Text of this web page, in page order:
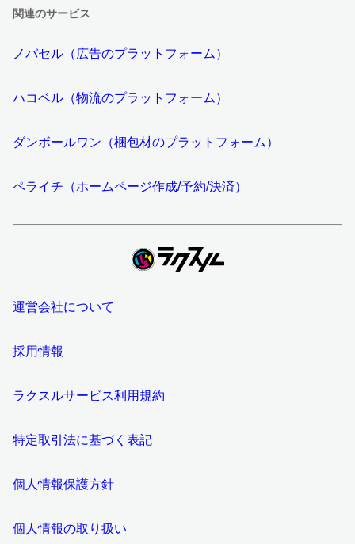
関連のサービス
ノバセル（広告のプラットフォーム）
ハコベル（物流のプラットフォーム）
ダンボールワン（梱包材のプラットフォーム）
ペライチ（ホームページ作成/予約/決済）
運営会社について
採用情報
ラクスルサービス利用規約
特定取引法に基づく表記
個人情報保護方針
個人情報の取り扱い